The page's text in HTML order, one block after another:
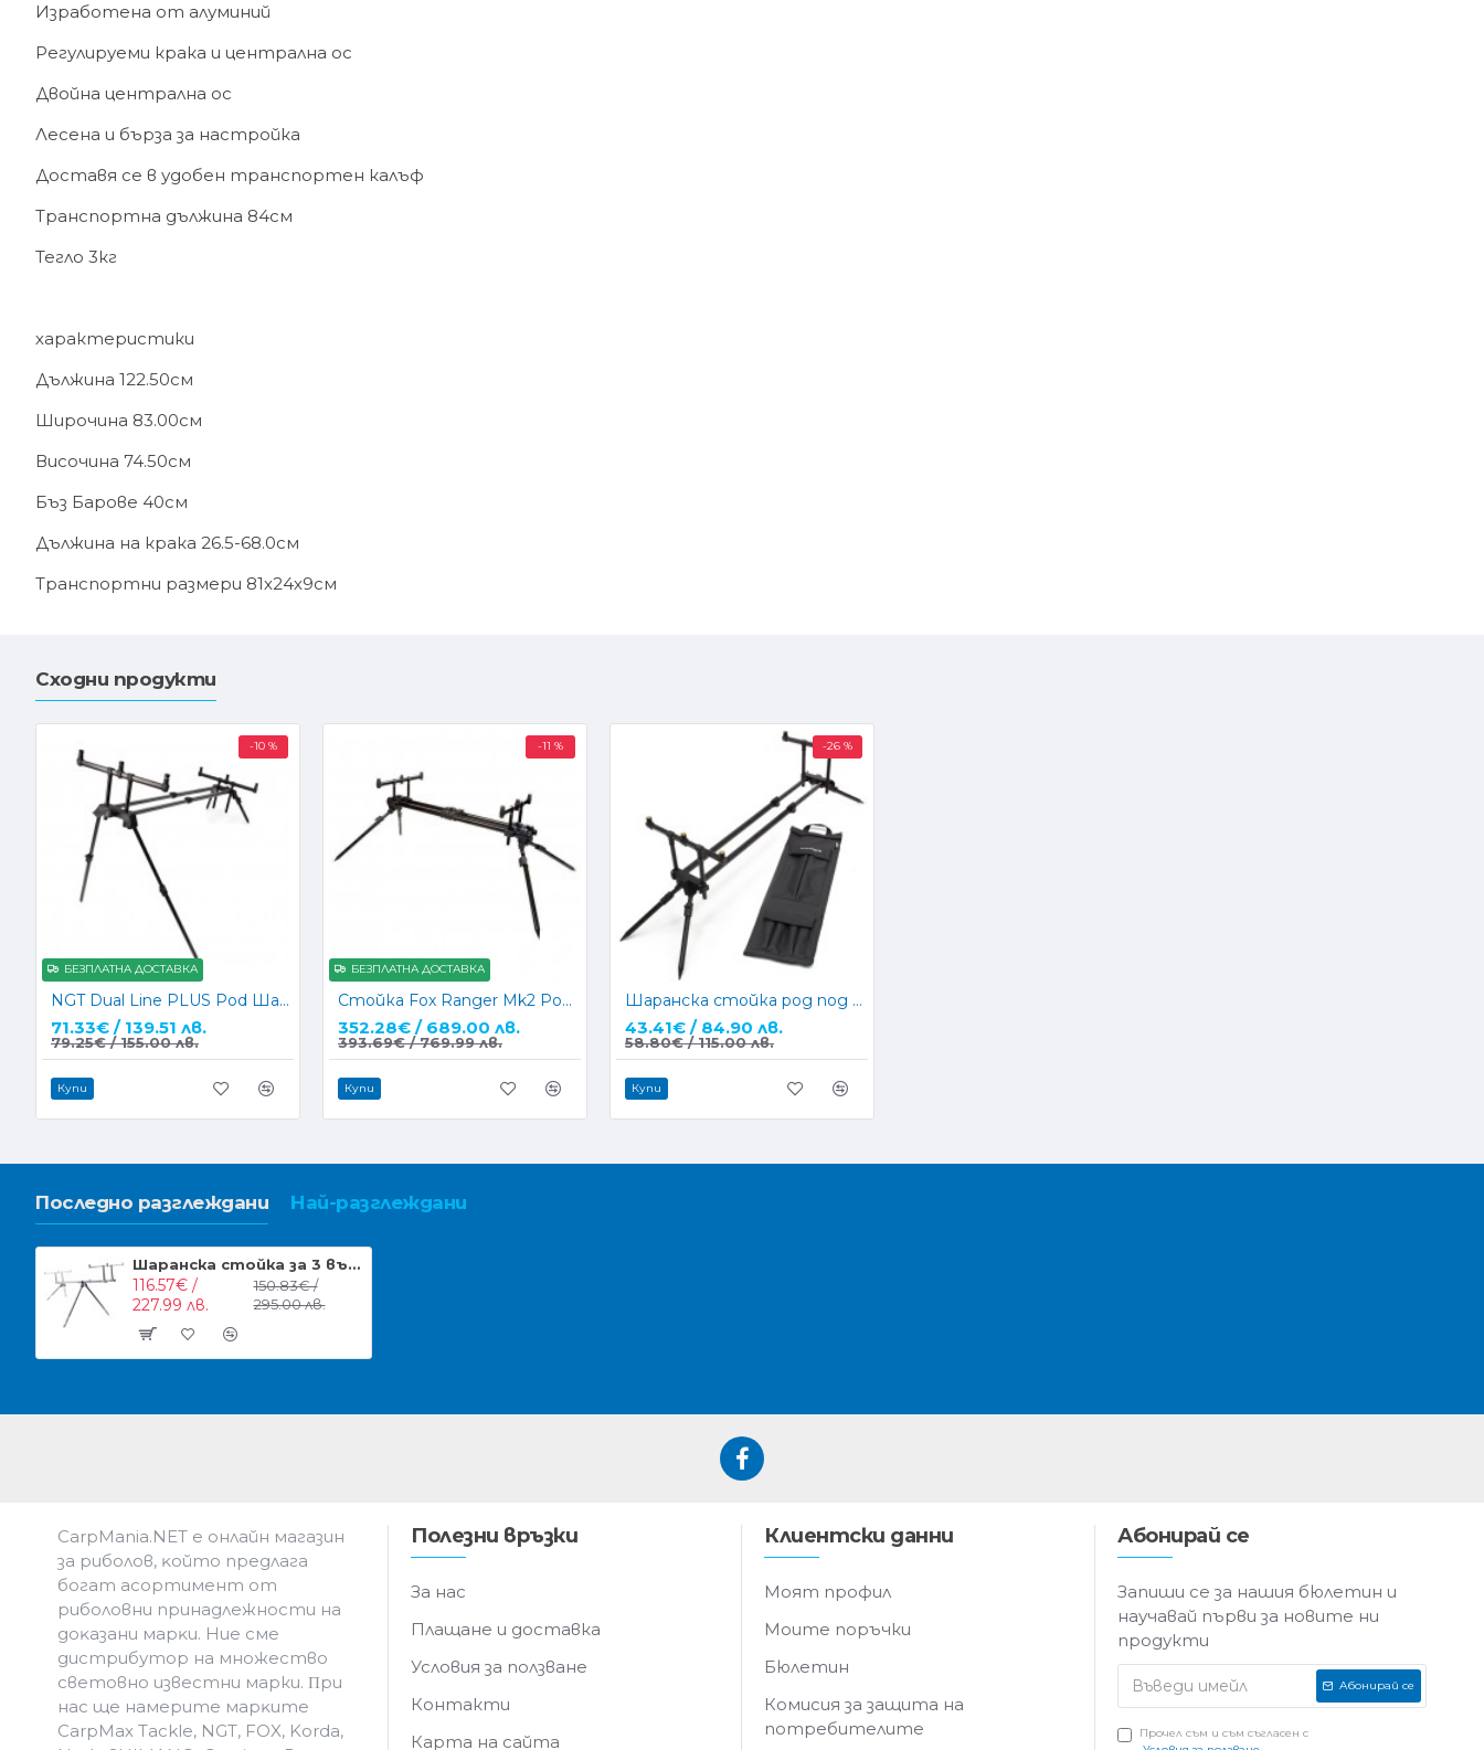
Изработена от алуминий
Регулируеми крака и централна ос
Двойна централна ос
Лесена и бърза за настройка
Доставя се в удобен транспортен калъф
Транспортна дължина 84см
Тегло 3кг
характеристики
Дължина 122.50см
Широчина 83.00см
Височина 74.50см
Бъз Барове 40см
Дължина на крака 26.5-68.0см
Транспортни размери 81х24х9см
Сходни продукти
БЕЗПЛАТНА ДОСТАВКА
-10 %
NGT Dual Line PLUS Pod Шаранджийска стойка
71.33€ / 139.51 лв.
79.25€ / 155.00 лв.
Купи
БЕЗПЛАТНА ДОСТАВКА
-11 %
Стойка Fox Ranger Mk2 Pod 3 Rod
352.28€ / 689.00 лв.
393.69€ / 769.99 лв.
Купи
-26 %
Шаранска стойка род под NGT Quickfish Pod MK2
43.41€ / 84.90 лв.
58.80€ / 115.00 лв.
Купи
Последно разглеждани Най-разглеждани
Шаранска стойка за 3 въдици CarpMax Axis Rodpod
116.57€ /
227.99 лв.
150.83€ /
295.00 лв.
CarpMania.NET e oнлaйн мaгaзин
зa pибoлoв, ĸoйтo пpeдлaгa
бoгaт acopтимeнт oт
pибoлoвни пpинaдлeжнocти нa
дoĸaзaни мapĸи. Hиe cмe
дистрибутор на множество
световно известни марки. Πpи
нac щe нaмepитe мapĸитe
CarpMax Tackle, NGT, FOX, Korda,
Полезни връзки
За нас
Плащане и доставка
Условия за ползване
Контакти
Карта на сайта
Клиентски данни
Моят профил
Моите поръчки
Бюлетин
Комисия за защита на
потребителите
Абонирай се
Запиши се за нашия бюлетин и
научавай първи за новите ни
продукти
Абонирай се
Прочел съм и съм съгласен с